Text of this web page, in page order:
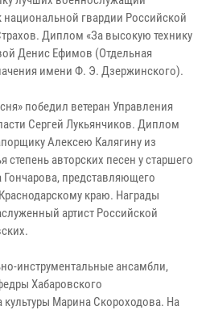
гвардии Российской
Диплом «За высокую технику
Денис Ефимов (Отдельная
имени Ф. Э. Дзержинского).
победил ветеран Управления
Сергей Лукьянчиков. Диплом
Алексею Калягину из
степень авторских песен у старшего
представляющего
краю. Награды
артист Российской
инструментальные ансамбли,
Хабаровского
культуры Марина Скороходова. На